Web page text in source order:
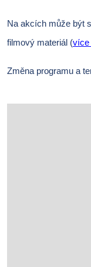
Na akcích může být
filmový materiál (více
Změna programu a